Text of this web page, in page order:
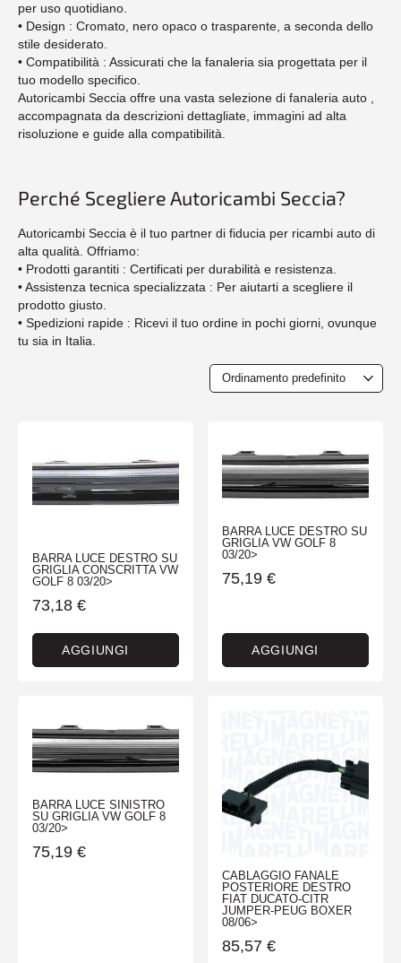
per uso quotidiano.
• Design : Cromato, nero opaco o trasparente, a seconda dello
stile desiderato.
• Compatibilità : Assicurati che la fanaleria sia progettata per il
tuo modello specifico.
Autoricambi Seccia offre una vasta selezione di fanaleria auto ,
accompagnata da descrizioni dettagliate, immagini ad alta
risoluzione e guide alla compatibilità.
Perché Scegliere Autoricambi Seccia?
Autoricambi Seccia è il tuo partner di fiducia per ricambi auto di
alta qualità. Offriamo:
• Prodotti garantiti : Certificati per durabilità e resistenza.
• Assistenza tecnica specializzata : Per aiutarti a scegliere il
prodotto giusto.
• Spedizioni rapide : Ricevi il tuo ordine in pochi giorni, ovunque
tu sia in Italia.
BARRA LUCE DESTRO SU
GRIGLIA CONSCRITTA VW
GOLF 8 03/20>
73,18 €
AGGIUNGI
BARRA LUCE DESTRO SU
GRIGLIA VW GOLF 8
03/20>
75,19 €
AGGIUNGI
BARRA LUCE SINISTRO
SU GRIGLIA VW GOLF 8
03/20>
75,19 €
CABLAGGIO FANALE
POSTERIORE DESTRO
FIAT DUCATO-CITR
JUMPER-PEUG BOXER
08/06>
85,57 €